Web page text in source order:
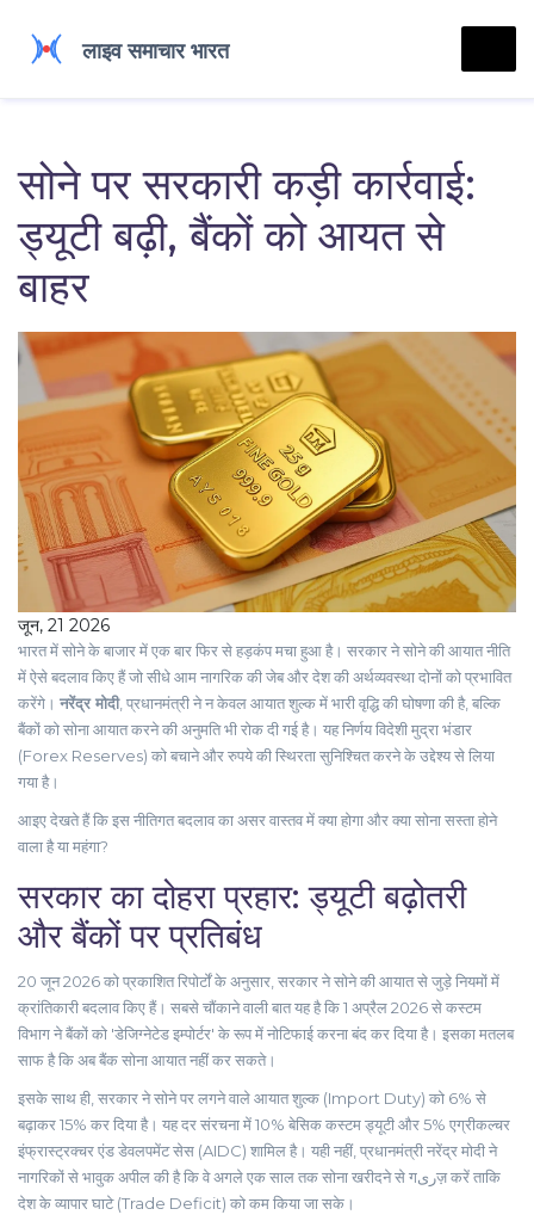
सोने पर सरकारी कड़ी कार्रवाई:
ड्यूटी बढ़ी, बैंकों को आयत से
बाहर
जून, 21 2026
भारत में सोने के बाजार में एक बार फिर से हड़कंप मचा हुआ है। सरकार ने सोने की आयात नीति
में ऐसे बदलाव किए हैं जो सीधे आम नागरिक की जेब और देश की अर्थव्यवस्था दोनों को प्रभावित
करेंगे। नरेंद्र मोदी, प्रधानमंत्रीने न केवल आयात शुल्क में भारी वृद्धि की घोषणा की है, बल्कि
बैंकों को सोना आयात करने की अनुमति भी रोक दी गई है। यह निर्णय विदेशी मुद्रा भंडार
(Forex Reserves) को बचाने और रुपये की स्थिरता सुनिश्चित करने के उद्देश्य से लिया
गया है।
आइए देखते हैं कि इस नीतिगत बदलाव का असर वास्तव में क्या होगा और क्या सोना सस्ता होने
वाला है या महंगा?
सरकार का दोहरा प्रहार: ड्यूटी बढ़ोतरी
और बैंकों पर प्रतिबंध
20 जून 2026 को प्रकाशित रिपोर्टों के अनुसार, सरकार ने सोने की आयात से जुड़े नियमों में
क्रांतिकारी बदलाव किए हैं। सबसे चौंकाने वाली बात यह है कि 1 अप्रैल 2026 से कस्टम
विभाग ने बैंकों को 'डेजिग्नेटेड इम्पोर्टर' के रूप में नोटिफाई करना बंद कर दिया है। इसका मतलब
साफ है कि अब बैंक सोना आयात नहीं कर सकते।
इसके साथ ही, सरकार ने सोने पर लगने वाले आयात शुल्क (Import Duty) को 6% से
बढ़ाकर 15% कर दिया है। यह दर संरचना में 10% बेसिक कस्टम ड्यूटी और 5% एग्रीकल्चर
इंफ्रास्ट्रक्चर एंड डेवलपमेंट सेस (AIDC) शामिल है। यही नहीं, प्रधानमंत्रीनरेंद्र मोदीने
नागरिकों से भावुक अपील की है कि वे अगले एक साल तक सोना खरीदने से गریज़ करें ताकि
देश के व्यापार घाटे (Trade Deficit) को कम किया जा सके।